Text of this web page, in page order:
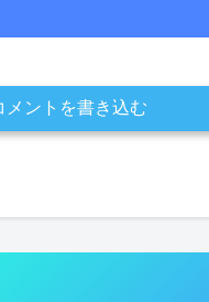
メントを書き込む